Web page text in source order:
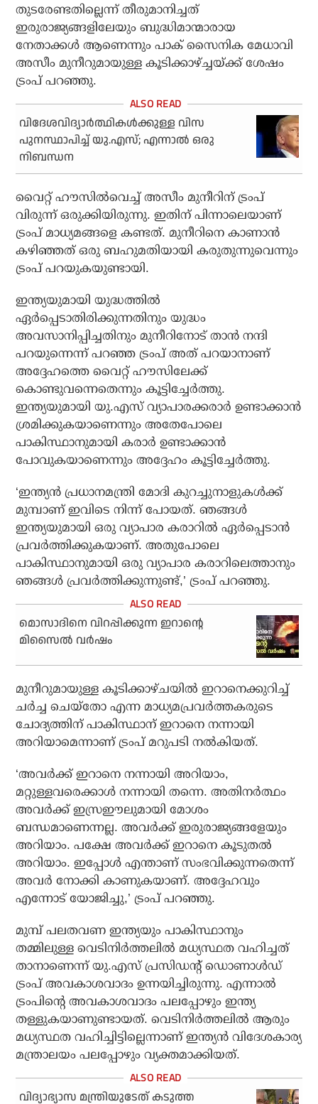
തുടരേണ്ടതില്ലെന്ന് തീരുമാനിച്ചത്
ഇരുരാജ്യങ്ങളിലേയും ബുദ്ധിമാന്മാരായ
നേതാക്കള്‍ ആണെന്നും പാക് സൈനിക മേധാവി
അസീം മുനീറുമായുള്ള കൂടിക്കാഴ്ച്ചയ്ക്ക് ശേഷം
ട്രംപ് പറഞ്ഞു.
വിദേശവിദ്യാര്‍ത്ഥികള്‍ക്കുള്ള വിസ
പുനസ്ഥാപിച്ച് യു.എസ്; എന്നാല്‍ ഒരു
നിബന്ധന
വൈറ്റ് ഹൗസില്‍വെച്ച് അസീം മുനീറിന് ട്രംപ്
വിരുന്ന് ഒരുക്കിയിരുന്നു. ഇതിന് പിന്നാലെയാണ്
ട്രംപ് മാധ്യമങ്ങളെ കണ്ടത്. മുനീറിനെ കാണാന്‍
കഴിഞ്ഞത് ഒരു ബഹുമതിയായി കരുതുന്നുവെന്നും
ട്രംപ് പറയുകയുണ്ടായി.
ഇന്ത്യയുമായി യുദ്ധത്തില്‍
ഏര്‍പ്പെടാതിരിക്കുന്നതിനും യുദ്ധം
അവസാനിപ്പിച്ചതിനും മുനീറിനോട് താന്‍ നന്ദി
പറയുന്നെന്ന് പറഞ്ഞ ട്രംപ് അത് പറയാനാണ്
അദ്ദേഹത്തെ വൈറ്റ് ഹൗസിലേക്ക്
കൊണ്ടുവന്നെതെന്നും കൂട്ടിച്ചേര്‍ത്തു.
ഇന്ത്യയുമായി യു.എസ് വ്യാപാരക്കരാര്‍ ഉണ്ടാക്കാന്‍
ശ്രമിക്കുകയാണെന്നും അതേപോലെ
പാകിസ്ഥാനുമായി കരാര്‍ ഉണ്ടാക്കാന്‍
പോവുകയാണെന്നും അദ്ദേഹം കൂട്ടിച്ചേര്‍ത്തു.
‘ഇന്ത്യന്‍ പ്രധാനമന്ത്രി മോദി കുറച്ചുനാളുകള്‍ക്ക്
മുമ്പാണ് ഇവിടെ നിന്ന് പോയത്. ഞങ്ങള്‍
ഇന്ത്യയുമായി ഒരു വ്യാപാര കരാറില്‍ ഏര്‍പ്പെടാന്‍
പ്രവര്‍ത്തിക്കുകയാണ്. അതുപോലെ
പാകിസ്ഥാനുമായി ഒരു വ്യാപാര കരാറിലെത്താനും
ഞങ്ങള്‍ പ്രവര്‍ത്തിക്കുന്നുണ്ട്‌,’ ട്രംപ് പറഞ്ഞു.
മൊസാദിനെ വിറപ്പിക്കുന്ന ഇറാന്റെ
മിസൈല്‍ വര്‍ഷം
മുനീറുമായുള്ള കൂടിക്കാഴ്ചയില്‍ ഇറാനെക്കുറിച്ച്
ചര്‍ച്ച ചെയ്‌തോ എന്ന മാധ്യമപ്രവര്‍ത്തകരുടെ
ചോദ്യത്തിന് പാകിസ്ഥാന് ഇറാനെ നന്നായി
അറിയാമെന്നാണ് ട്രംപ് മറുപടി നല്‍കിയത്.
‘അവര്‍ക്ക് ഇറാനെ നന്നായി അറിയാം,
മറ്റുള്ളവരെക്കാള്‍ നന്നായി തന്നെ. അതിനര്‍ത്ഥം
അവര്‍ക്ക് ഇസ്രഈലുമായി മോശം
ബന്ധമാണെന്നല്ല. അവര്‍ക്ക് ഇരുരാജ്യങ്ങളേയും
അറിയാം. പക്ഷേ അവര്‍ക്ക് ഇറാനെ കൂടുതല്‍
അറിയാം. ഇപ്പോള്‍ എന്താണ് സംഭവിക്കുന്നതെന്ന്
അവര്‍ നോക്കി കാണുകയാണ്. അദ്ദേഹവും
എന്നോട് യോജിച്ചു,’ ട്രംപ് പറഞ്ഞു.
മുമ്പ് പലതവണ ഇന്ത്യയും പാകിസ്ഥാനും
തമ്മിലുള്ള വെടിനിര്‍ത്തലില്‍ മധ്യസ്ഥത വഹിച്ചത്
താനാണെന്ന്‌ യു.എസ് പ്രസിഡന്റ് ഡൊണാള്‍ഡ്
ട്രംപ് അവകാശവാദം ഉന്നയിച്ചിരുന്നു. എന്നാല്‍
ട്രംപിന്റെ അവകാശവാദം പലപ്പോഴും ഇന്ത്യ
തള്ളുകയാണുണ്ടായത്. വെടിനിര്‍ത്തലില്‍ ആരും
മധ്യസ്ഥത വഹിച്ചിട്ടില്ലെന്നാണ് ഇന്ത്യന്‍ വിദേശകാര്യ
മന്ത്രാലയം പലപ്പോഴും വ്യക്തമാക്കിയത്.
വിദ്യാഭ്യാസ മന്ത്രിയുടേത് കടുത്ത